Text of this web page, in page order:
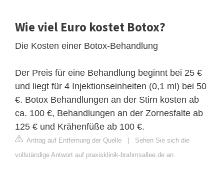
Wie viel Euro kostet Botox?
Die Kosten einer Botox-Behandlung
Der Preis für eine Behandlung beginnt bei 25 €
und liegt für 4 Injektionseinheiten (0,1 ml) bei 50
€. Botox Behandlungen an der Stirn kosten ab
ca. 100 €, Behandlungen an der Zornesfalte ab
125 € und Krähenfüße ab 100 €.
Antrag auf Entfernung der Quelle | Sehen Sie sich die
vollständige Antwort auf praxisklinik-brahmsallee.de an